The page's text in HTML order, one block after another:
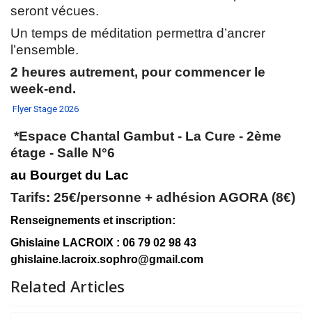
seront vécues.
Un temps de méditation permettra d’ancrer
l’ensemble.
2 heures autrement, pour commencer le
week-end.
Flyer Stage 2026
*Espace Chantal Gambut - La Cure - 2ème
étage - Salle N°6
au Bourget du Lac
Tarifs: 25€/personne + adhésion AGORA (8€)
Renseignements et inscription:
Ghislaine LACROIX : 06 79 02 98 43
ghislaine.lacroix.sophro@gmail.com
Related Articles